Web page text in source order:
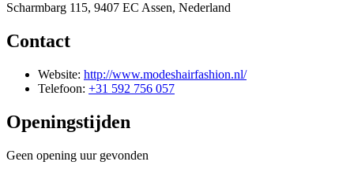
Scharmbarg 115, 9407 EC Assen, Nederland
Contact
Website: http://www.modeshairfashion.nl/
Telefoon: +31 592 756 057
Openingstijden
Geen opening uur gevonden